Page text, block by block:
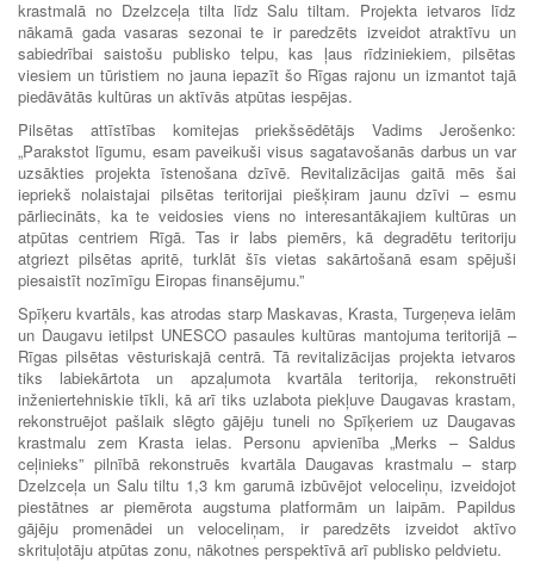
krastmalā no Dzelzceļa tilta līdz Salu tiltam. Projekta ietvaros līdz
nākamā gada vasaras sezonai te ir paredzēts izveidot atraktīvu un
sabiedrībai saistošu publisko telpu, kas ļaus rīdziniekiem, pilsētas
viesiem un tūristiem no jauna iepazīt šo Rīgas rajonu un izmantot tajā
piedāvātās kultūras un aktīvās atpūtas iespējas.
Pilsētas attīstības komitejas priekšsēdētājs Vadims Jerošenko:
„Parakstot līgumu, esam paveikuši visus sagatavošanās darbus un var
uzsākties projekta īstenošana dzīvē. Revitalizācijas gaitā mēs šai
iepriekš nolaistajai pilsētas teritorijai piešķiram jaunu dzīvi – esmu
pārliecināts, ka te veidosies viens no interesantākajiem kultūras un
atpūtas centriem Rīgā. Tas ir labs piemērs, kā degradētu teritoriju
atgriezt pilsētas apritē, turklāt šīs vietas sakārtošanā esam spējuši
piesaistīt nozīmīgu Eiropas finansējumu.”
Spīķeru kvartāls, kas atrodas starp Maskavas, Krasta, Turgeņeva ielām
un Daugavu ietilpst UNESCO pasaules kultūras mantojuma teritorijā –
Rīgas pilsētas vēsturiskajā centrā. Tā revitalizācijas projekta ietvaros
tiks labiekārtota un apzaļumota kvartāla teritorija, rekonstruēti
inženiertehniskie tīkli, kā arī tiks uzlabota piekļuve Daugavas krastam,
rekonstruējot pašlaik slēgto gājēju tuneli no Spīķeriem uz Daugavas
krastmalu zem Krasta ielas. Personu apvienība „Merks – Saldus
ceļinieks” pilnībā rekonstruēs kvartāla Daugavas krastmalu – starp
Dzelzceļa un Salu tiltu 1,3 km garumā izbūvējot veloceliņu, izveidojot
piestātnes ar piemērota augstuma platformām un laipām. Papildus
gājēju promenādei un veloceliņam, ir paredzēts izveidot aktīvo
skrituļotāju atpūtas zonu, nākotnes perspektīvā arī publisko peldvietu.